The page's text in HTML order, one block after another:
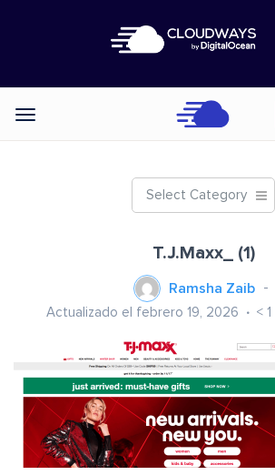
Categories
Select Category
T.J.Maxx_ (1)
Ramsha Zaib
Actualizado el febrero 19, 2026 < 1